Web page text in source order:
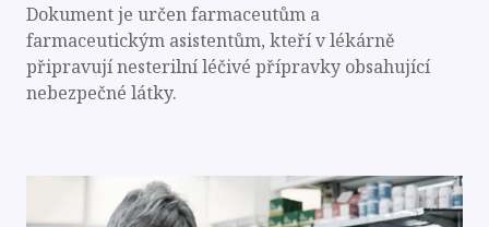
Dokument je určen farmaceutům a
farmaceutickým asistentům, kteří v lékárně
připravují nesterilní léčivé přípravky obsahující
nebezpečné látky.